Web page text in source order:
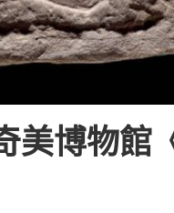
美博物館